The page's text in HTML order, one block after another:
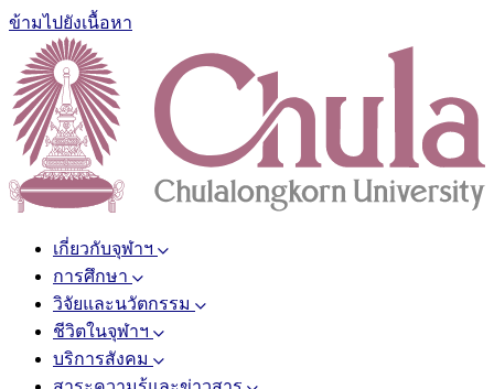
ข้ามไปยังเนื้อหา
เกี่ยวกับจุฬาฯ
การศึกษา
วิจัยและนวัตกรรม
ชีวิตในจุฬาฯ
บริการสังคม